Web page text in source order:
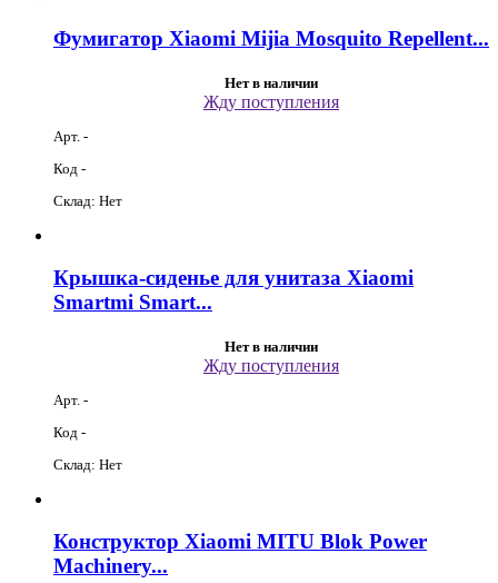
Фумигатор Xiaomi Mijia Mosquito Repellent...
Нет в наличии
Жду поступления
Арт. -
Код -
Склад: Нет
Крышка-сиденье для унитаза Xiaomi
Smartmi Smart...
Нет в наличии
Жду поступления
Арт. -
Код -
Склад: Нет
Конструктор Xiaomi MITU Blok Power
Machinery...